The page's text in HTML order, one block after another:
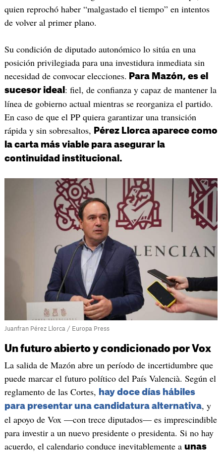
quien reprochó haber “malgastado el tiempo” en intentos
de volver al primer plano.
Su condición de diputado autonómico lo sitúa en una
posición privilegiada para una investidura inmediata sin
necesidad de convocar elecciones. Para Mazón, es el
sucesor ideal : fiel, de confianza y capaz de mantener la
línea de gobierno actual mientras se reorganiza el partido.
En caso de que el PP quiera garantizar una transición
rápida y sin sobresaltos,
Pérez Llorca aparece como
la carta más viable para asegurar la
continuidad institucional.
Juanfran Pérez Llorca / Europa Press
Un futuro abierto y condicionado por Vox
La salida de Mazón abre un período de incertidumbre que
puede marcar el futuro político del País Valencià. Según el
reglamento de las Cortes, hay doce días hábiles
para presentar una candidatura alternativa, y
el apoyo de Vox —con trece diputados— es imprescindible
para investir a un nuevo presidente o presidenta. Si no hay
acuerdo, el calendario conduce inevitablemente a unas